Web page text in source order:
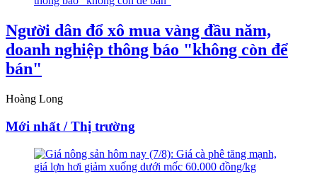
Người dân đổ xô mua vàng đầu năm,
doanh nghiệp thông báo "không còn để
bán"
Hoàng Long
Mới nhất / Thị trường